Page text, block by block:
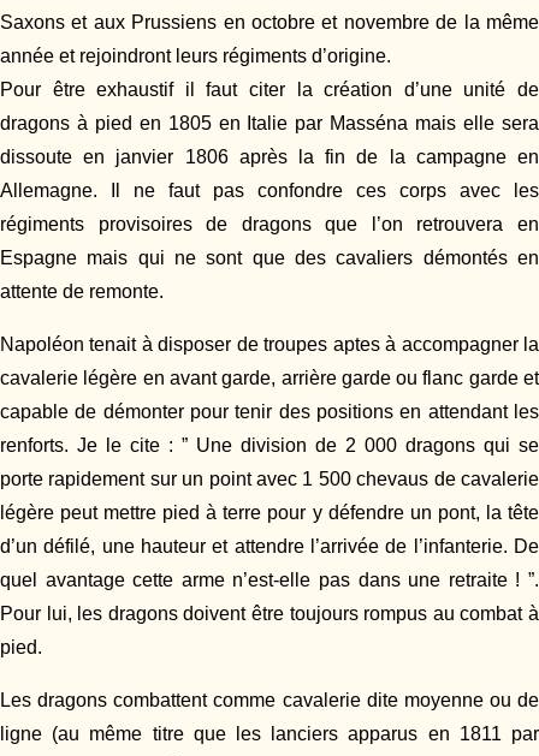
Saxons et aux Prussiens en octobre et novembre de la même
année et rejoindront leurs régiments d’origine.
Pour être exhaustif il faut citer la création d’une unité de
dragons à pied en 1805 en Italie par Masséna mais elle sera
dissoute en janvier 1806 après la fin de la campagne en
Allemagne. Il ne faut pas confondre ces corps avec les
régiments provisoires de dragons que l’on retrouvera en
Espagne mais qui ne sont que des cavaliers démontés en
attente de remonte.
Napoléon tenait à disposer de troupes aptes à accompagner la
cavalerie légère en avant garde, arrière garde ou flanc garde et
capable de démonter pour tenir des positions en attendant les
renforts. Je le cite : ” Une division de 2 000 dragons qui se
porte rapidement sur un point avec 1 500 chevaus de cavalerie
légère peut mettre pied à terre pour y défendre un pont, la tête
d’un défilé, une hauteur et attendre l’arrivée de l’infanterie. De
quel avantage cette arme n’est-elle pas dans une retraite ! ”.
Pour lui, les dragons doivent être toujours rompus au combat à
pied.
Les dragons combattent comme cavalerie dite moyenne ou de
ligne (au même titre que les lanciers apparus en 1811 par